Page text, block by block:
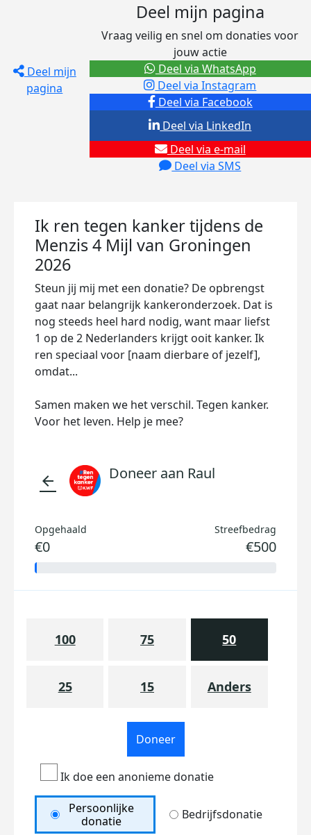
Deel mijn
pagina
Deel mijn pagina
Vraag veilig en snel om donaties voor
jouw actie
Deel via Facebook
Deel via Instagram
Deel via e-mail
Deel via SMS
Deel via LinkedIn
Deel via WhatsApp
Ik ren tegen kanker tijdens de
Menzis 4 Mijl van Groningen
2026
Steun jij mij met een donatie? De opbrengst
gaat naar belangrijk kankeronderzoek. Dat is
nog steeds heel hard nodig, want maar liefst
1 op de 2 Nederlanders krijgt ooit kanker. Ik
ren speciaal voor [naam dierbare of jezelf],
omdat...
Samen maken we het verschil. Tegen kanker.
Voor het leven. Help je mee?
arrow_back Doneer aan Raul
Opgehaald
€0
Streefbedrag
€500
100 75 50
25 15 Anders
Doneer
Ik doe een anonieme donatie
Persoonlijke
donatie
Bedrijfsdonatie